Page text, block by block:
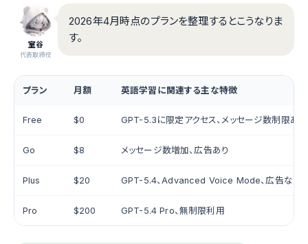
室谷
代表取締役
2026年4月時点のプランを整理するとこうなりま
す。
プラン 月額 英語学習に関連する主な特徴
Free $0 GPT-5.3に限定アクセス、メッセージ数制限あり
Go $8 メッセージ数増加、広告あり
Plus $20 GPT-5.4、Advanced Voice Mode、広告なし
Pro $200 GPT-5.4 Pro、無制限利用